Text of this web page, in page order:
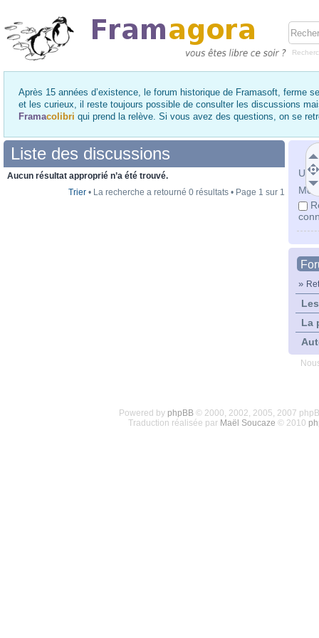
Après 15 années d’existence, le forum historique de Framasoft, ferme
et les curieux, il reste toujours possible de consulter les discussions
Framacolibri qui prend la relève. Si vous avez des questions, on se
Mot
»
La
Liste des discussions
Aucun résultat approprié n’a été trouvé.
Trier • La recherche a retourné 0 résultats • Page 1 sur 1
Powered by phpBB© 2000, 2002, 2005, 2007
Traduction réalisée par Maël Soucaze © 2010